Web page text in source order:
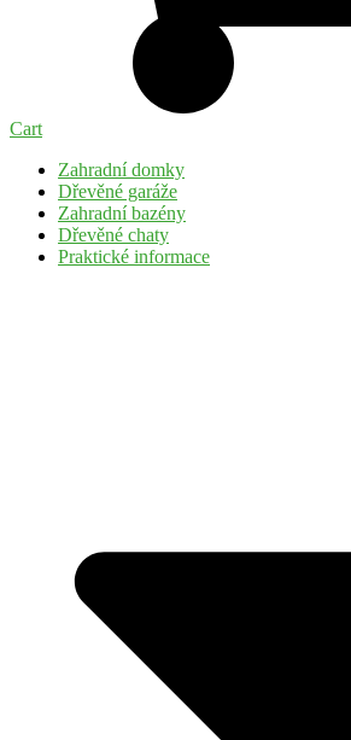
Cart
Zahradní domky
Dřevěné garáže
Zahradní bazény
Dřevěné chaty
Praktické informace